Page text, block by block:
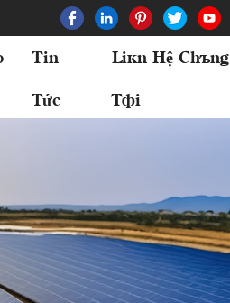
Tin
Tức
Liên Hệ Chúng
Tôi